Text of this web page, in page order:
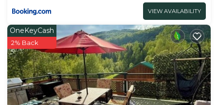
VIEW AVAILABILITY
OneKeyCash
2% Back